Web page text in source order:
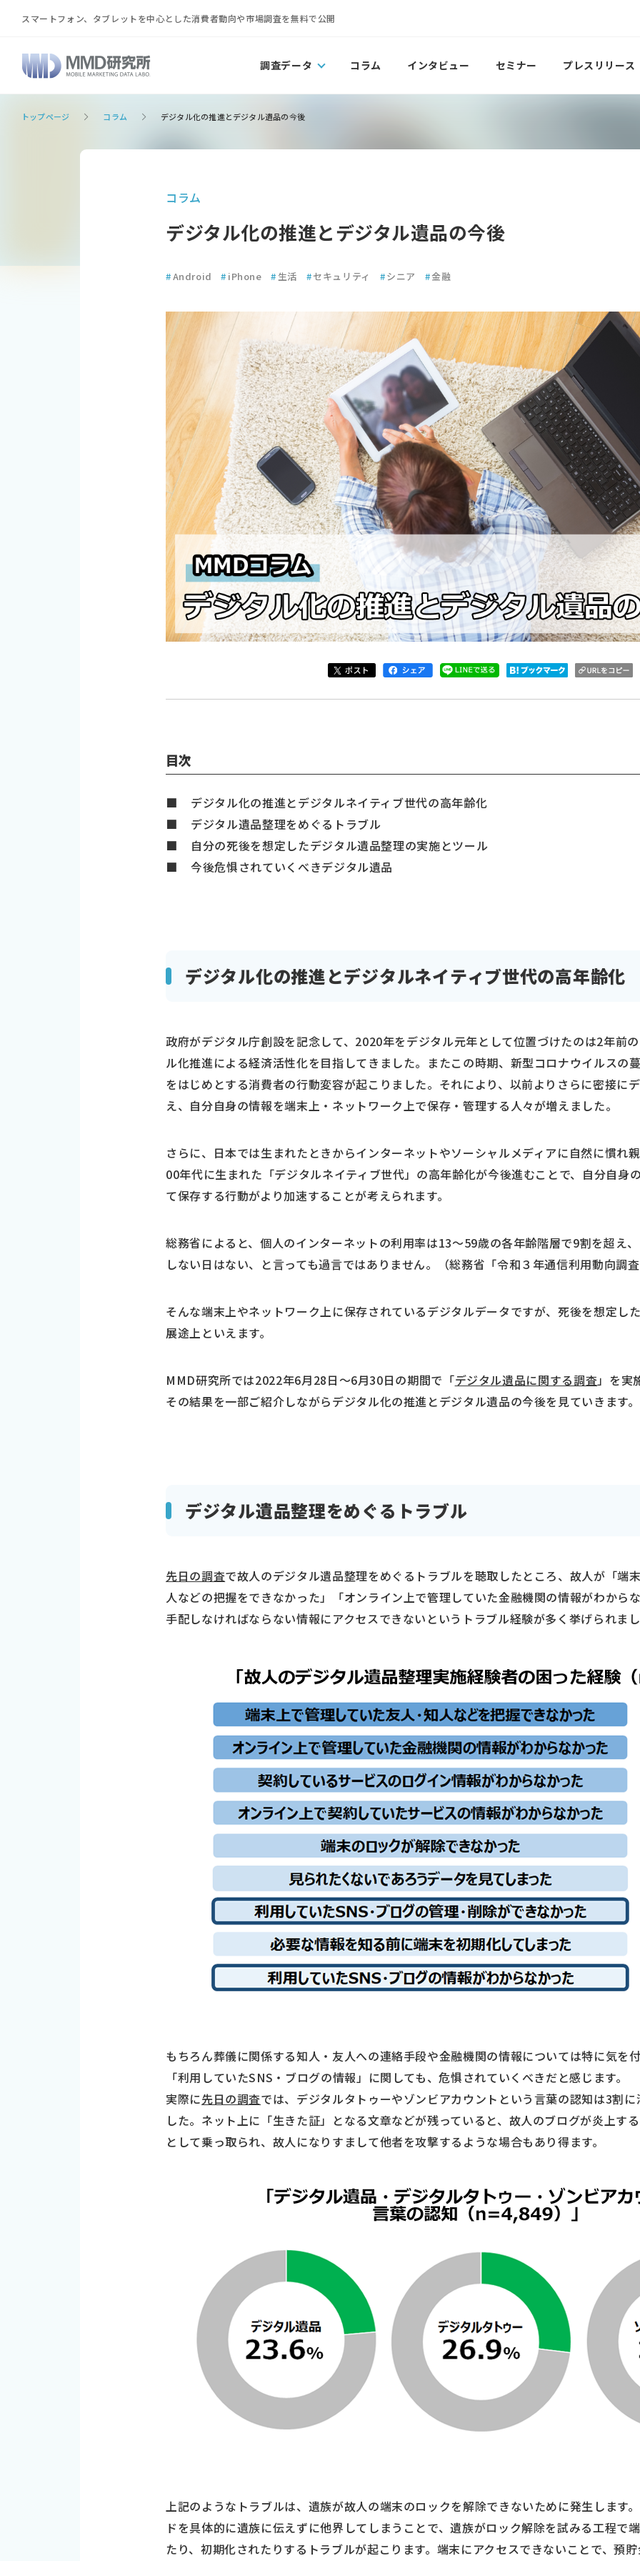
スマートフォン、タブレットを中心とした消費者動向や市場調査を無料で公開
調査データ コラム インタビュー セミナー プレスリリース
トップページ コラム デジタル化の推進とデジタル遺品の今後
コラム
デジタル化の推進とデジタル遺品の今後
#Android # iPhone # 生活 #セキュリティ #シニア #金融
目次
■ デジタル化の推進とデジタルネイティブ世代の高年齢化
■ デジタル遺品整理をめぐるトラブル
■ 自分の死後を想定したデジタル遺品整理の実施とツール
■ 今後危惧されていくべきデジタル遺品
デジタル化の推進とデジタルネイティブ世代の高年齢化
政府がデジタル庁創設を記念して、2020年をデジタル元年として位置づけたのは2年前
ル化推進による経済活性化を目指してきました。またこの時期、新型コロナウイルスの
をはじめとする消費者の行動変容が起こりました。それにより、以前よりさらに密接に
え、自分自身の情報を端末上・ネットワーク上で保存・管理する人々が増えました。
さらに、日本では生まれたときからインターネットやソーシャルメディアに自然に慣れ
00年代に生まれた「デジタルネイティブ世代」の高年齢化が今後進むことで、自分自身
て保存する行動がより加速することが考えられます。
総務省によると、個人のインターネットの利用率は13～59歳の各年齢階層で9割を超え
しない日はない、と言っても過言ではありません。（総務省「令和３年通信利用動向調
そんな端末上やネットワーク上に保存されているデジタルデータですが、死後を想定し
展途上といえます。
MMD研究所では2022年6月28日～6月30日の期間で「デジタル遺品に関する調査」を実
その結果を一部ご紹介しながらデジタル化の推進とデジタル遺品の今後を見ていきます。
デジタル遺品整理をめぐるトラブル
先日の調査で故人のデジタル遺品整理をめぐるトラブルを聴取したところ、故人が「端
人などの把握をできなかった」「オンライン上で管理していた金融機関の情報がわから
手配しなければならない情報にアクセスできないというトラブル経験が多く挙げられま
もちろん葬儀に関係する知人・友人への連絡手段や金融機関の情報については特に気を
「利用していたSNS・ブログの情報」に関しても、危惧されていくべきだと感じます。
実際に先日の調査では、デジタルタトゥーやゾンビアカウントという言葉の認知は3割
した。ネット上に「生きた証」となる文章などが残っていると、故人のブログが炎上す
として乗っ取られ、故人になりすまして他者を攻撃するような場合もあり得ます。
上記のようなトラブルは、遺族が故人の端末のロックを解除できないために発生します
ドを具体的に遺族に伝えずに他界してしまうことで、遺族がロック解除を試みる工程で
たり、初期化されたりするトラブルが起こります。端末にアクセスできないことで、預